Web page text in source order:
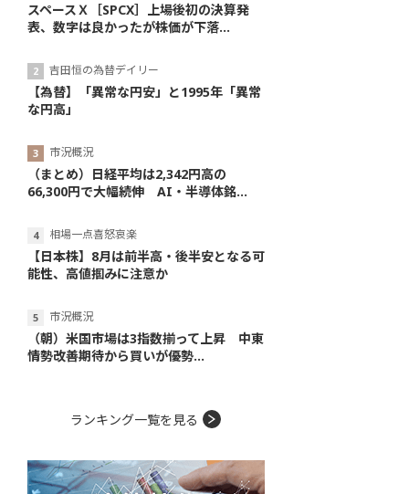
スペースＸ［SPCX］上場後初の決算発
表、数字は良かったが株価が下落...
吉田恒の為替デイリー
【為替】「異常な円安」と1995年「異常
な円高」
市況概況
（まとめ）日経平均は2,342円高の
66,300円で大幅続伸 AI・半導体銘...
相場一点喜怒哀楽
【日本株】8月は前半高・後半安となる可
能性、高値掴みに注意か
市況概況
（朝）米国市場は3指数揃って上昇 中東
情勢改善期待から買いが優勢...
ランキング一覧を見る